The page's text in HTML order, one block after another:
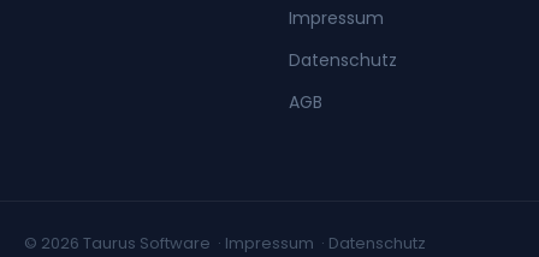
Impressum
Datenschutz
AGB
© 2026 Taurus Software · Impressum · Datenschutz